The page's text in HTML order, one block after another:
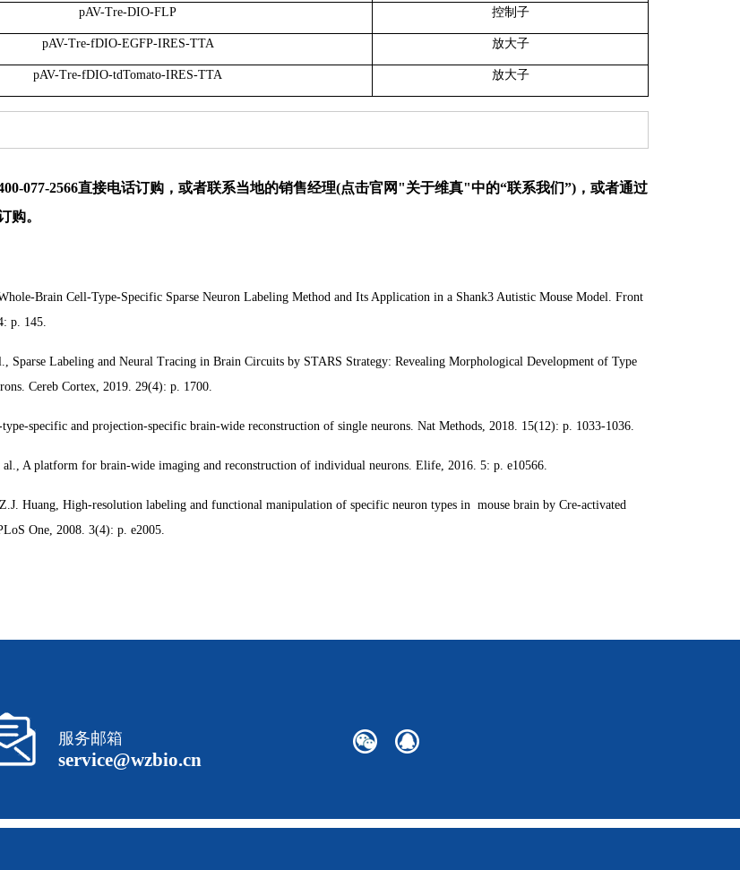
pAV-Tre-DIO-FLP 控制子
pAV-Tre-fDIO-EGFP-IRES-TTA 放大子
pAV-Tre-fDIO-tdTomato-IRES-TTA 放大子
077-2566直接电话订购，或者联系当地的销售经理(点击官网"关于维真"中的“联系我们”)，或者通过
购。
Brain Cell-Type-Specific Sparse Neuron Labeling Method and Its Application in a Shank3 Autistic Mouse Model. Front
p. 145.
Sparse Labeling and Neural Tracing in Brain Circuits by STARS Strategy: Revealing Morphological Development of Type
Cereb Cortex, 2019. 29(4): p. 1700.
specific and projection-specific brain-wide reconstruction of single neurons. Nat Methods, 2018. 15(12): p. 1033-1036.
A platform for brain-wide imaging and reconstruction of individual neurons. Elife, 2016. 5: p. e10566.
Huang, High-resolution labeling and functional manipulation of specific neuron types in mouse brain by Cre-activated
One, 2008. 3(4): p. e2005.
服务邮箱
service@wzbio.cn